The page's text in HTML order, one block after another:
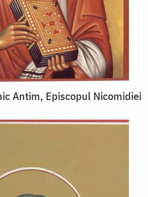
Antim, Episcopul Nicomidiei